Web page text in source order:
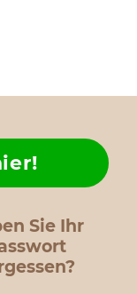
Sie Ihr